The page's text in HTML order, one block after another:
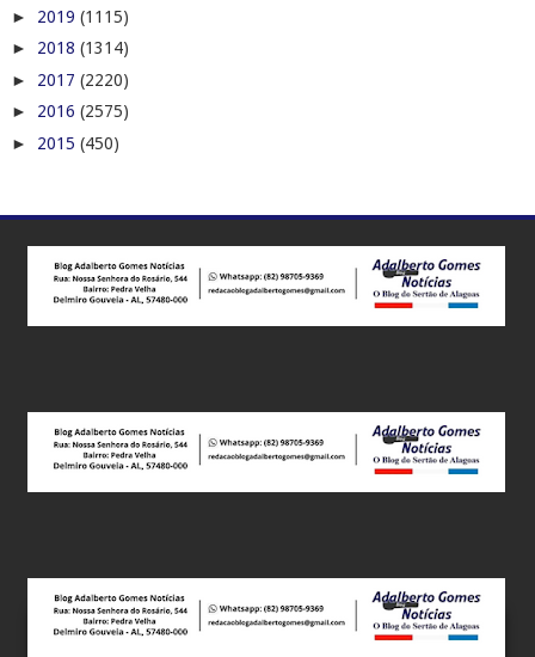
Este site utiliza cookies para melhorar sua experiência e
► 2019 (1115)
► 2018 (1314)
► 2017 (2220)
► 2016 (2575)
► 2015 (450)